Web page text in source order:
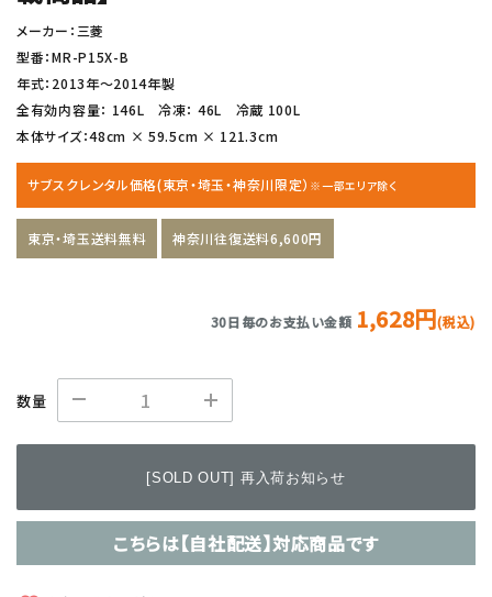
メーカー：三菱
型番：MR-P15X-B
年式：2013年〜2014年製
全有効内容量： 146L 冷凍： 46L 冷蔵 100L
本体サイズ：48cm × 59.5cm × 121.3cm
サブスクレンタル価格(東京・埼玉・神奈川限定） ※一部エリア除く
東京・埼玉送料無料 神奈川往復送料6,600円
30日毎のお支払い金額 1,628円(税込)
数量
[SOLD OUT] 再入荷お知らせ
こちらは【自社配送】対応商品です